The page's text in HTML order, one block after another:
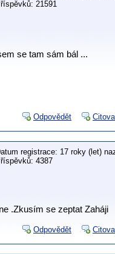
21591
se tam sám bál ...
Odpovědět
registrace: 17 roky (let)
4387
.Zkusím se zeptat Zaháji
Odpovědět